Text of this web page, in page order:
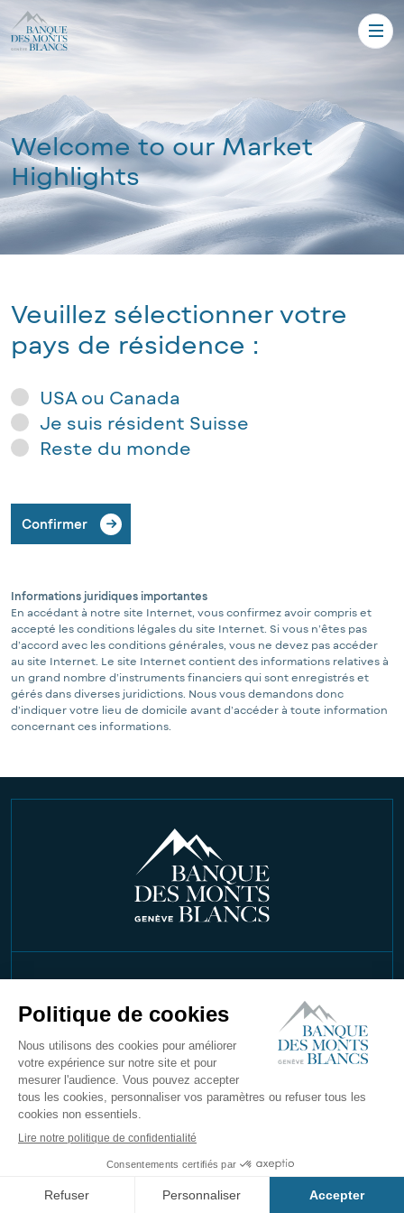
Welcome to our Market
Highlights
Veuillez sélectionner votre
pays de résidence :
USA ou Canada
Je suis résident Suisse
Reste du monde
Confirmer
Informations juridiques importantes
En accédant à notre site Internet, vous confirmez avoir compris et
accepté les conditions légales du site Internet. Si vous n’êtes pas
d’accord avec les conditions générales, vous ne devez pas accéder
au site Internet. Le site Internet contient des informations relatives à
un grand nombre d’instruments financiers qui sont enregistrés et
gérés dans diverses juridictions. Nous vous demandons donc
d’indiquer votre lieu de domicile avant d’accéder à toute information
concernant ces informations.
©2026 Copyright Banque Des Monts Blancs
SA. Tous droits réservés
Mentions Légales
Conditions générales